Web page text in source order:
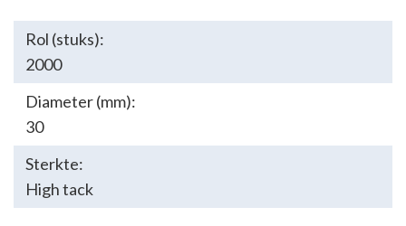
Rol (stuks):
2000
Diameter (mm):
30
Sterkte:
High tack